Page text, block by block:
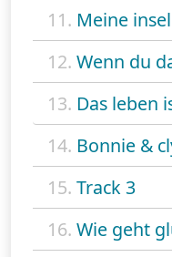
11. Meine insel
12. Wenn du
13. Das leben
14. Bonnie &
15. Track 3
16. Wie geht